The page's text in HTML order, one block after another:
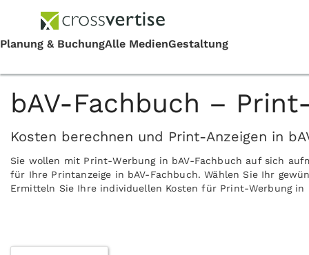
bAV-Fachbuch –
Kosten berechnen und Print-Anzeigen in
Sie wollen mit Print-Werbung in bAV-Fachbuch auf sich
für Ihre Printanzeige in bAV-Fachbuch. Wählen Sie Ihr
Ermitteln Sie Ihre individuellen Kosten für Print-Werbung